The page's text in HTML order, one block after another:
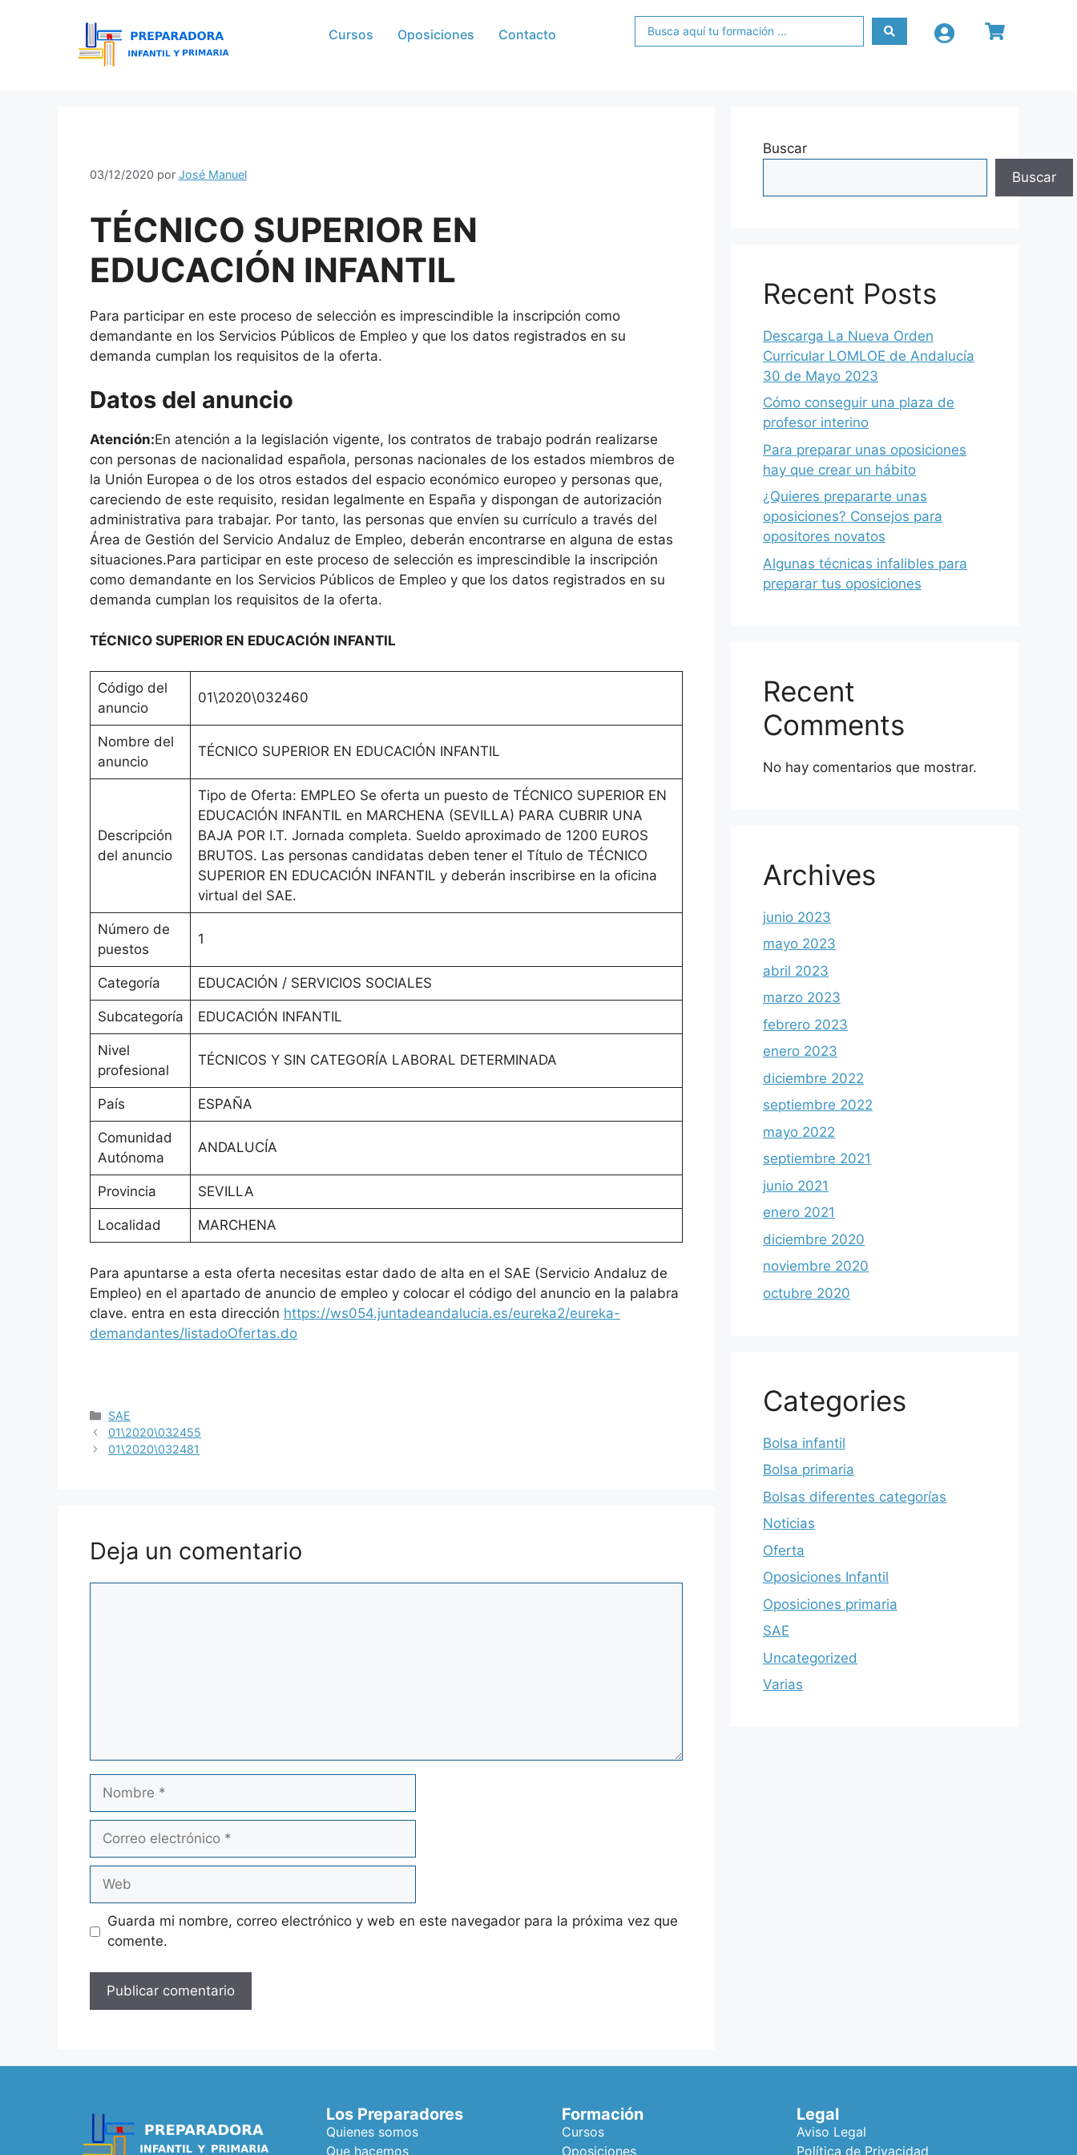
Cursos Oposiciones Contacto
03/12/2020 por José Manuel
TÉCNICO SUPERIOR EN
EDUCACIÓN INFANTIL
Para participar en este proceso de selección es imprescindible la inscripción como
demandante en los Servicios Públicos de Empleo y que los datos registrados en su
demanda cumplan los requisitos de la oferta.
Datos del anuncio
Atención:En atención a la legislación vigente, los contratos de trabajo podrán realizarse
con personas de nacionalidad española, personas nacionales de los estados miembros de
la Unión Europea o de los otros estados del espacio económico europeo y personas que,
careciendo de este requisito, residan legalmente en España y dispongan de autorización
administrativa para trabajar. Por tanto, las personas que envíen su currículo a través del
Área de Gestión del Servicio Andaluz de Empleo, deberán encontrarse en alguna de estas
situaciones.Para participar en este proceso de selección es imprescindible la inscripción
como demandante en los Servicios Públicos de Empleo y que los datos registrados en su
demanda cumplan los requisitos de la oferta.
TÉCNICO SUPERIOR EN EDUCACIÓN INFANTIL
Código del
anuncio
01\2020\032460
Nombre del
anuncio
TÉCNICO SUPERIOR EN EDUCACIÓN INFANTIL
Descripción
del anuncio
Tipo de Oferta: EMPLEO Se oferta un puesto de TÉCNICO SUPERIOR EN
EDUCACIÓN INFANTIL en MARCHENA (SEVILLA) PARA CUBRIR UNA
BAJA POR I.T. Jornada completa. Sueldo aproximado de 1200 EUROS
BRUTOS. Las personas candidatas deben tener el Título de TÉCNICO
SUPERIOR EN EDUCACIÓN INFANTIL y deberán inscribirse en la oficina
virtual del SAE.
Número de
puestos
1
Categoría EDUCACIÓN / SERVICIOS SOCIALES
Subcategoría EDUCACIÓN INFANTIL
Nivel
profesional
TÉCNICOS Y SIN CATEGORÍA LABORAL DETERMINADA
País ESPAÑA
Comunidad
Autónoma
ANDALUCÍA
Provincia SEVILLA
Localidad MARCHENA
Para apuntarse a esta oferta necesitas estar dado de alta en el SAE (Servicio Andaluz de
Empleo) en el apartado de anuncio de empleo y colocar el código del anuncio en la palabra
clave. entra en esta dirección https://ws054.juntadeandalucia.es/eureka2/eureka-
demandantes/listadoOfertas.do
SAE
01\2020\032455
01\2020\032481
Deja un comentario
Guarda mi nombre, correo electrónico y web en este navegador para la próxima vez que
comente.
Buscar
Buscar
Recent Posts
Descarga La Nueva Orden
Curricular LOMLOE de Andalucía
30 de Mayo 2023
Cómo conseguir una plaza de
profesor interino
Para preparar unas oposiciones
hay que crear un hábito
¿Quieres prepararte unas
oposiciones? Consejos para
opositores novatos
Algunas técnicas infalibles para
preparar tus oposiciones
Recent
Comments
No hay comentarios que mostrar.
Archives
junio 2023
mayo 2023
abril 2023
marzo 2023
febrero 2023
enero 2023
diciembre 2022
septiembre 2022
mayo 2022
septiembre 2021
junio 2021
enero 2021
diciembre 2020
noviembre 2020
octubre 2020
Categories
Bolsa infantil
Bolsa primaria
Bolsas diferentes categorías
Noticias
Oferta
Oposiciones Infantil
Oposiciones primaria
SAE
Uncategorized
Varias
Los Preparadores
Quienes somos
Que hacemos
Formación
Cursos
Oposiciones
Legal
Aviso Legal
Política de Privacidad